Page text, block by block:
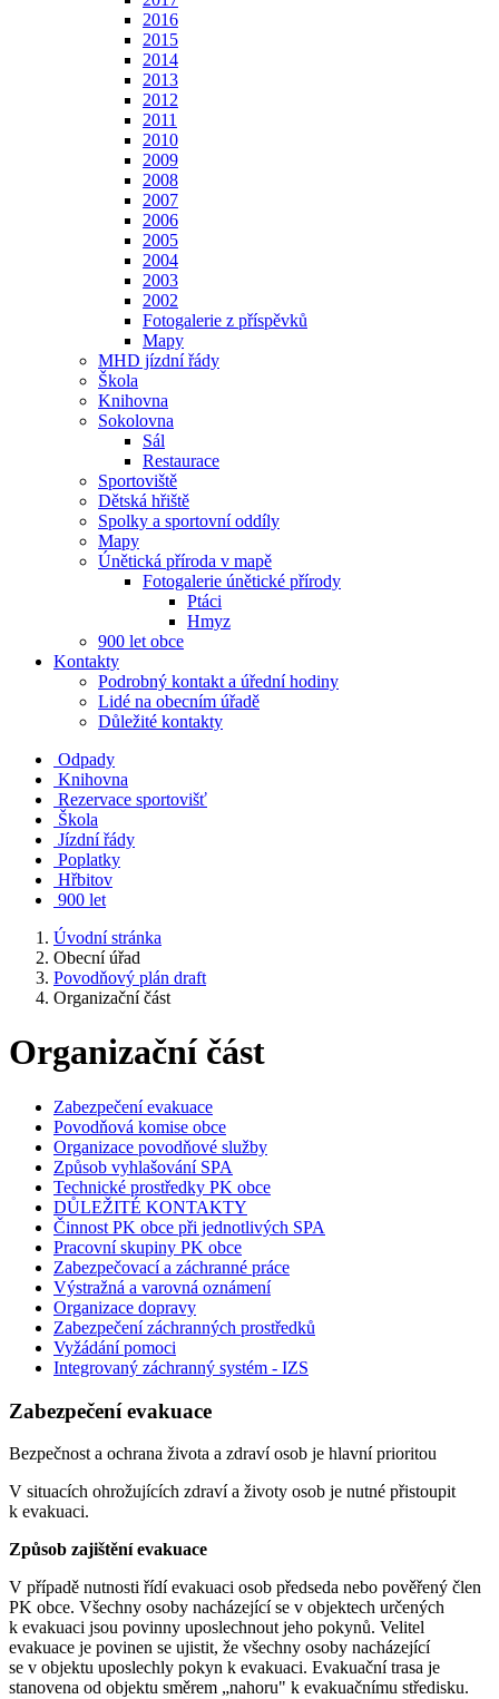
2016
2015
2014
2013
2012
2011
2010
2009
2008
2007
2006
2005
2004
2003
2002
Fotogalerie z příspěvků
Mapy
MHD jízdní řády
Škola
Knihovna
Sokolovna
Sál
Restaurace
Sportoviště
Dětská hřiště
Spolky a sportovní oddíly
Mapy
Únětická příroda v mapě
Fotogalerie únětické přírody
Ptáci
Hmyz
900 let obce
Kontakty
Podrobný kontakt a úřední hodiny
Lidé na obecním úřadě
Důležité kontakty
Odpady
Knihovna
Rezervace sportovišť
Škola
Jízdní řády
Poplatky
Hřbitov
900 let
Úvodní stránka
Obecní úřad
Povodňový plán draft
Organizační část
Organizační část
Zabezpečení evakuace
Povodňová komise obce
Organizace povodňové služby
Způsob vyhlašování SPA
Technické prostředky PK obce
DŮLEŽITÉ KONTAKTY
Činnost PK obce při jednotlivých SPA
Pracovní skupiny PK obce
Zabezpečovací a záchranné práce
Výstražná a varovná oznámení
Organizace dopravy
Zabezpečení záchranných prostředků
Vyžádání pomoci
Integrovaný záchranný systém - IZS
Zabezpečení evakuace
Bezpečnost a ochrana života a zdraví osob je hlavní prioritou
V situacích ohrožujících zdraví a životy osob je nutné přistoupit
k evakuaci.
Způsob zajištění evakuace
V případě nutnosti řídí evakuaci osob předseda nebo pověřený člen
PK obce. Všechny osoby nacházející se v objektech určených
k evakuaci jsou povinny uposlechnout jeho pokynů. Velitel
evakuace je povinen se ujistit, že všechny osoby nacházející
se v objektu uposlechly pokyn k evakuaci. Evakuační trasa je
stanovena od objektu směrem „nahoru" k evakuačnímu středisku.